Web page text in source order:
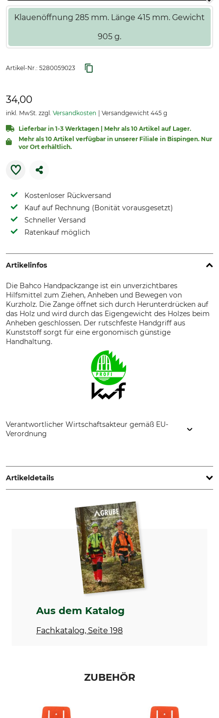
Klauenöffnung 285 mm. Länge 415 mm. Gewicht
905 g.
Artikel-Nr.: 5280059023
34,00
inkl. MwSt. zzgl. Versandkosten Versandgewicht 445 g
Lieferbar in 1-3 Werktagen | Mehr als 10 Artikel auf Lager.
Mehr als 10 Artikel verfügbar in unserer Filiale in Bispingen. Nur
vor Ort erhältlich.
Kostenloser Rückversand
Kauf auf Rechnung (Bonität vorausgesetzt)
Schneller Versand
Ratenkauf möglich
Artikelinfos
Die Bahco Handpackzange ist ein unverzichtbares
Hilfsmittel zum Ziehen, Anheben und Bewegen von
Kurzholz. Die Zange öffnet sich durch Herunterdrücken auf
das Holz und wird durch das Eigengewicht des Holzes beim
Anheben geschlossen. Der rutschfeste Handgriff aus
Kunststoff sorgt für eine ergonomisch günstige
Handhaltung.
Verantwortlicher Wirtschaftsakteur gemäß EU-
Verordnung
France, www.bahco.com
Artikeldetails
KWF-Prüfzeichen
KWF Profi
Herstellung
Made in Sweden
Aus dem Katalog
Fachkatalog, Seite 198
ZUBEHÖR